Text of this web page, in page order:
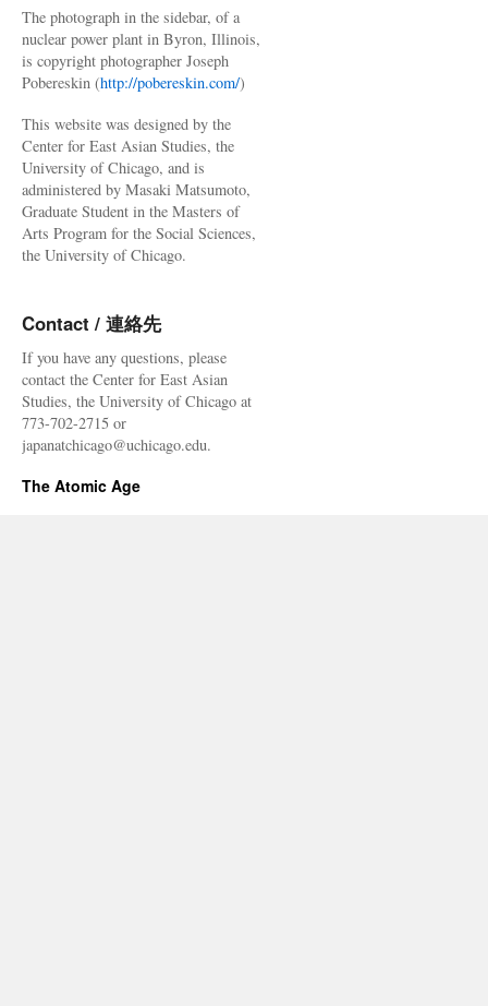
The photograph in the sidebar, of a
nuclear power plant in Byron, Illinois,
is copyright photographer Joseph
Pobereskin (http://pobereskin.com/)
This website was designed by the
Center for East Asian Studies, the
University of Chicago, and is
administered by Masaki Matsumoto,
Graduate Student in the Masters of
Arts Program for the Social Sciences,
the University of Chicago.
Contact / 連絡先
If you have any questions, please
contact the Center for East Asian
Studies, the University of Chicago at
773-702-2715 or
japanatchicago@uchicago.edu.
The Atomic Age